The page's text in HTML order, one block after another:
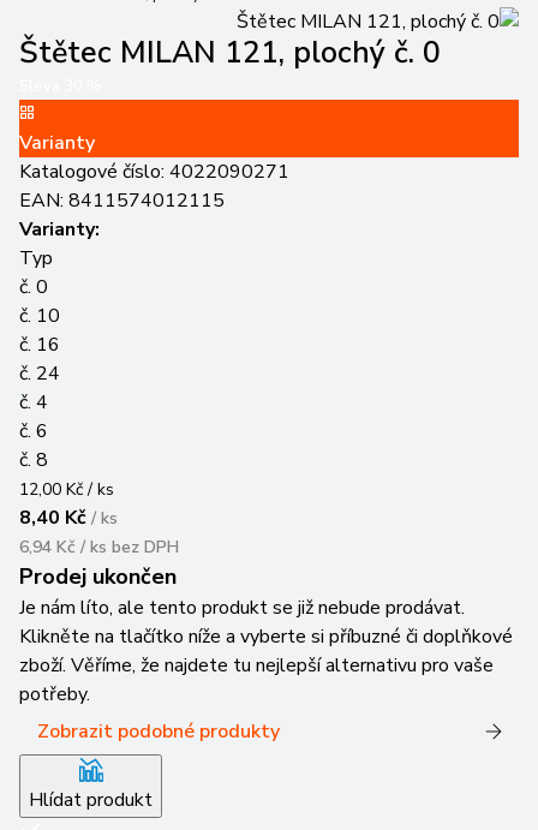
Štětec MILAN 121, plochý č. 0
Varianty
Katalogové číslo: 4022090271
EAN: 8411574012115
Varianty:
Typ
č. 0
č. 10
č. 16
č. 24
č. 4
č. 6
č. 8
12,00 Kč / ks
8,40 Kč / ks
6,94 Kč / ks bez DPH
Prodej ukončen
Je nám líto, ale tento produkt se již nebude prodávat.
Klikněte na tlačítko níže a vyberte si příbuzné či doplňkové
zboží. Věříme, že najdete tu nejlepší alternativu pro vaše
potřeby.
Zobrazit podobné produkty
Hlídat produkt